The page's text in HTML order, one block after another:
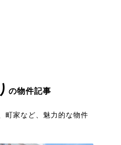
の物件記事
町家など、魅力的な物件